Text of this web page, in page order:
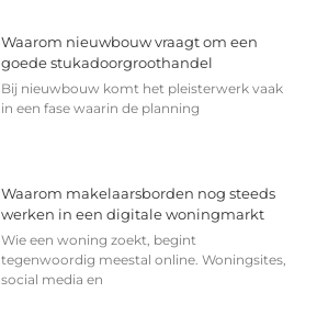
Waarom nieuwbouw vraagt om een
goede stukadoorgroothandel
Bij nieuwbouw komt het pleisterwerk vaak
in een fase waarin de planning
Waarom makelaarsborden nog steeds
werken in een digitale woningmarkt
Wie een woning zoekt, begint
tegenwoordig meestal online. Woningsites,
social media en